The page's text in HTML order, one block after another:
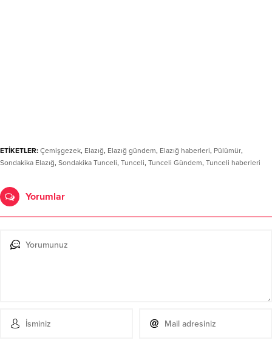
ETİKETLER: Çemişgezek, Elazığ, Elazığ gündem, Elazığ haberleri, Pülümür,
Sondakika Elazığ, Sondakika Tunceli, Tunceli, Tunceli Gündem, Tunceli haberleri
Yorumlar